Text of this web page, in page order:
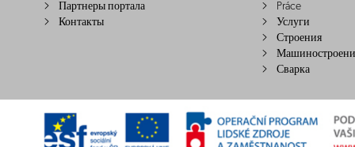
Партнеры портала
Контакты
Práce
Услуги
Строения
Сварка